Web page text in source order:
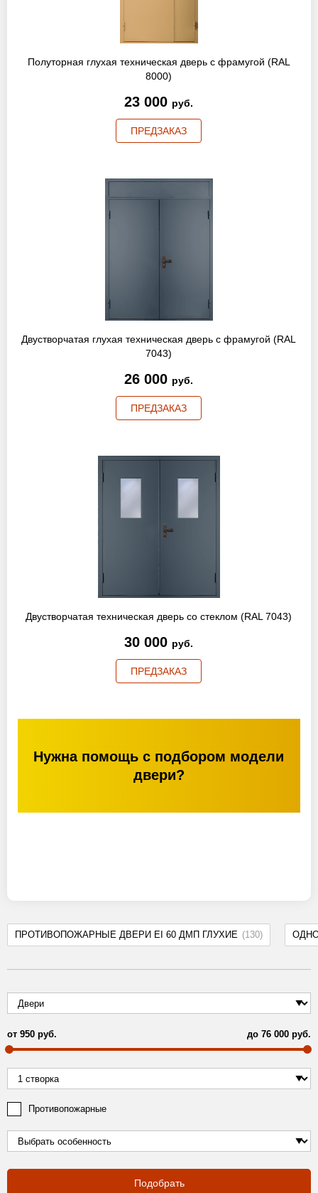
ПРОТИВОПОЖАРНЫЕ ДВЕРИ EI 60 ДМП ГЛУХИЕ (130)
от 950 руб. до 76 000 руб.
Противопожарные
Подобрать
Полуторная глухая техническая дверь с фрамугой (RAL
8000)
23 000 руб.
ПРЕДЗАКАЗ
Двустворчатая глухая техническая дверь с фрамугой (RAL
7043)
26 000 руб.
ПРЕДЗАКАЗ
Двустворчатая техническая дверь со стеклом (RAL 7043)
30 000 руб.
ПРЕДЗАКАЗ
Нужна помощь с подбором модели
двери?